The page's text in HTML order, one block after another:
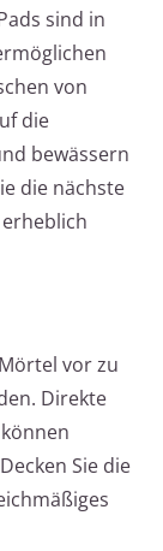
sind in
von
die
bewässern
die nächste
vor zu
Direkte
Sie die